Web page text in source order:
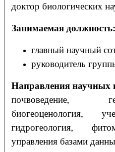
доктор биологических
Занимаемая должность:
главный научный
руководитель
Направления научных
почвоведение,
биогеоценология,
гидрогеология,
управления базами